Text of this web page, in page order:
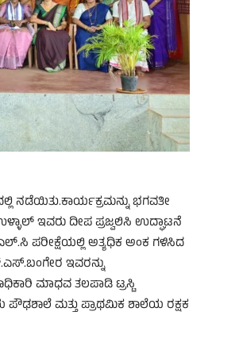
ನಡೆಯಿತು.ಕಾರ್ಯಕ್ರಮನ್ನು ಭಗವತೀ
ಇವರು ದೀಪ ಪ್ರಜ್ವಲಿಸಿ ಉದ್ಘಾಟನೆ
ಪರೀಕ್ಷೆಯಲ್ಲಿ ಅತ್ಯಧಿಕ ಅಂಕ ಗಳಿಸಿದ
ಇವರನ್ನು
ಮಾಧವ ತಲಪಾಡಿ ಟ್ರಸ್ಟಿ
ಪೌಢಶಾಲೆ ಮತ್ತು ಪ್ರಾಥಮಿಕ ಶಾಲೆಯ ರಕ್ಷಕ